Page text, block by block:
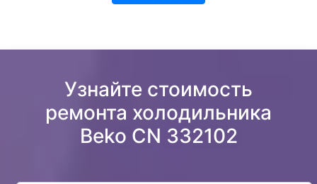
Узнайте стоимость
ремонта холодильника
Beko CN 332102